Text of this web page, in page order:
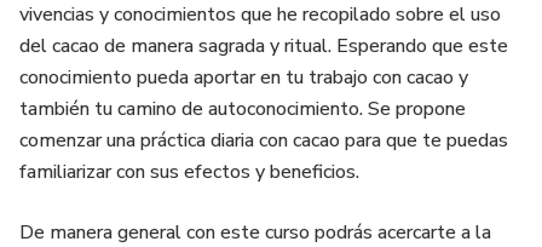
vivencias y conocimientos que he recopilado sobre el uso
del cacao de manera sagrada y ritual. Esperando que este
conocimiento pueda aportar en tu trabajo con cacao y
también tu camino de autoconocimiento. Se propone
comenzar una práctica diaria con cacao para que te puedas
familiarizar con sus efectos y beneficios.
De manera general con este curso podrás acercarte a la